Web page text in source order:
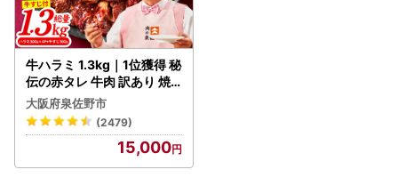
牛ハラミ 1.3kg｜1位獲得 秘
伝の赤タレ 牛肉 訳あり 焼
肉 BBQ
大阪府泉佐野市
(2479)
15,000